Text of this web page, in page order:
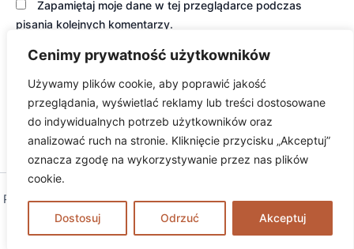
Cenimy prywatność użytkowników
Używamy plików cookie, aby poprawić jakość
przeglądania, wyświetlać reklamy lub treści dostosowane
do indywidualnych potrzeb użytkowników oraz
analizować ruch na stronie. Kliknięcie przycisku „Akceptuj”
oznacza zgodę na wykorzystywanie przez nas plików
cookie.
Dostosuj Odrzuć Akceptuj
Zapamiętaj moje dane w tej przeglądarce podczas
pisania kolejnych komentarzy.
Prawa autorskie © 2026 excambium | Obsługiwane przezMotyw
Astra WordPress